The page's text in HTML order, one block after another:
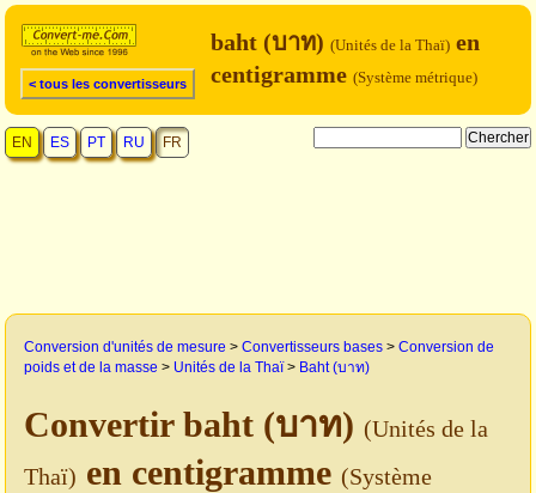
< tous les convertisseurs
baht (บาท) (Unités de la Thaï) en
centigramme (Système métrique)
EN ES PT RU FR
Conversion d'unités de mesure > Convertisseurs bases > Conversion de
poids et de la masse > Unités de la Thaï > Baht (บาท)
Convertir baht (บาท) (Unités de la
Thaï) en centigramme (Système